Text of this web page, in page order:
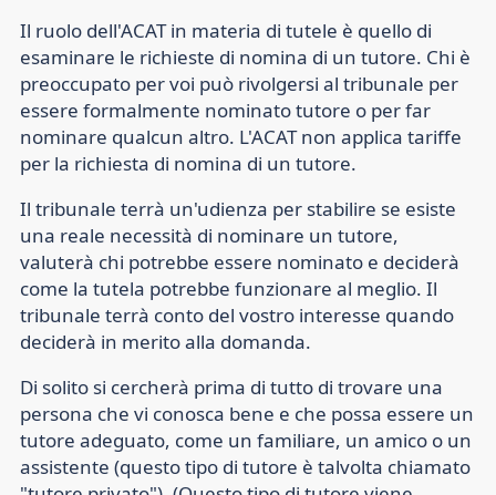
Il ruolo dell'ACAT in materia di tutele è quello di
esaminare le richieste di nomina di un tutore. Chi è
preoccupato per voi può rivolgersi al tribunale per
essere formalmente nominato tutore o per far
nominare qualcun altro. L'ACAT non applica tariffe
per la richiesta di nomina di un tutore.
Il tribunale terrà un'udienza per stabilire se esiste
una reale necessità di nominare un tutore,
valuterà chi potrebbe essere nominato e deciderà
come la tutela potrebbe funzionare al meglio. Il
tribunale terrà conto del vostro interesse quando
deciderà in merito alla domanda.
Di solito si cercherà prima di tutto di trovare una
persona che vi conosca bene e che possa essere un
tutore adeguato, come un familiare, un amico o un
assistente (questo tipo di tutore è talvolta chiamato